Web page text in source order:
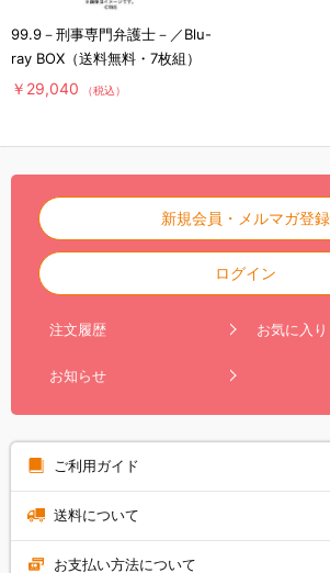
99.9－刑事専門弁護士－／Blu-
ray BOX（送料無料・7枚組）
￥29,040 （税込）
新規会員・メルマガ登録
ログイン
注文履歴 お気に入り
お知らせ
ご利用ガイド
送料について
お支払い方法について